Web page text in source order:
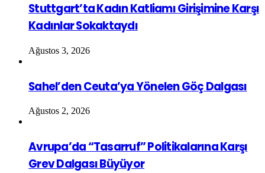
Stuttgart’ta Kadın Katliamı Girişimine Karşı
Kadınlar Sokaktaydı
Ağustos 3, 2026
Sahel’den Ceuta’ya Yönelen Göç Dalgası
Ağustos 2, 2026
Avrupa’da “Tasarruf” Politikalarına Karşı
Grev Dalgası Büyüyor